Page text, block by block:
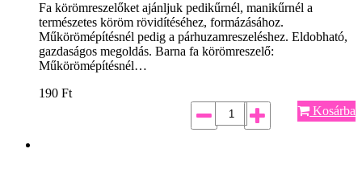
Fa körömreszelőket ajánljuk pedikűrnél, manikűrnél a
természetes köröm rövidítéséhez, formázásához.
Műkörömépítésnél pedig a párhuzamreszeléshez. Eldobható,
gazdaságos megoldás. Barna fa körömreszelő:
Műkörömépítésnél…
190 Ft
Kosárba